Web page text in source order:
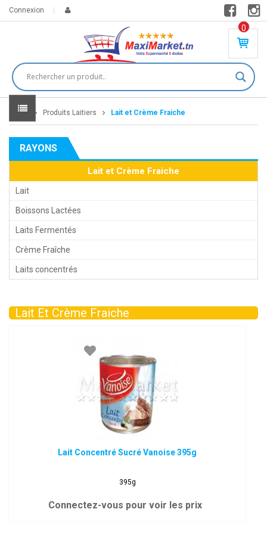
Connexion
0
PR
DU
IT(
S)
DT
Home Produits Laitiers Lait et Crème Fraiche
RAYONS
Lait et Crème Fraiche
Lait
Boissons Lactées
Laits Fermentés
Crème Fraîche
Laits concentrés
Lait Et Crème Fraiche
Lait Concentré Sucré Vanoise 395g
395g
Connectez-vous pour voir les prix